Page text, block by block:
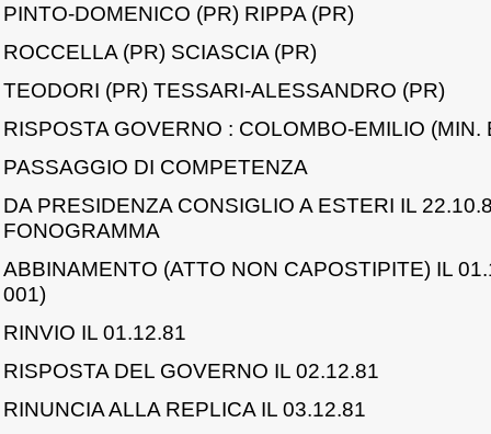
PINTO-DOMENICO (PR) RIPPA (PR)
ROCCELLA (PR) SCIASCIA (PR)
TEODORI (PR) TESSARI-ALESSANDRO (PR)
RISPOSTA GOVERNO : COLOMBO-EMILIO (MIN.
PASSAGGIO DI COMPETENZA
DA PRESIDENZA CONSIGLIO A ESTERI IL
FONOGRAMMA
ABBINAMENTO (ATTO NON CAPOSTIPITE) IL
001)
RINVIO IL 01.12.81
RISPOSTA DEL GOVERNO IL 02.12.81
RINUNCIA ALLA REPLICA IL 03.12.81